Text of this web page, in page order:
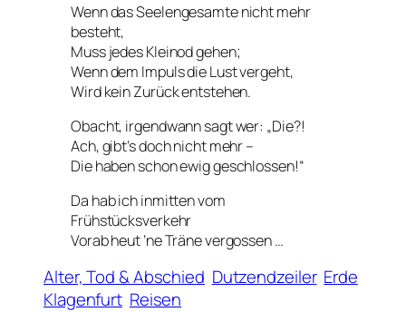
Wenn das Seelengesamte nicht mehr
besteht,
Muss jedes Kleinod gehen;
Wenn dem Impuls die Lust vergeht,
Wird kein Zurück entstehen.
Obacht, irgendwann sagt wer: „Die?!
Ach, gibt’s doch nicht mehr –
Die haben schon ewig geschlossen!“
Da hab ich inmitten vom
Frühstücksverkehr
Vorab heut ’ne Träne vergossen …
Alter, Tod & Abschied Dutzendzeiler Erde
Klagenfurt Reisen